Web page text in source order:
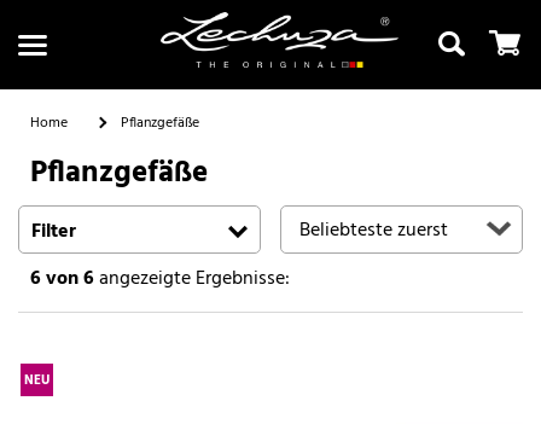
Suchen
Home Pflanzgefäße
Pflanzgefäße
Filter
6von 6angezeigte Ergebnisse:
NEU